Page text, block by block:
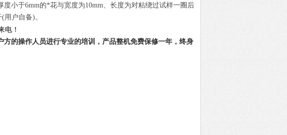
度小于6mm的*花与宽度为10mm、长度为对粘绕过试样一圈后
用户自备)。
电！
的操作人员进行专业的培训，产品整机免费保修一年，终身